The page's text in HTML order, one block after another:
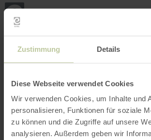
Zustimmung Details
Diese Webseite verwendet Cookies
Wir verwenden Cookies, um Inhalte und
personalisieren, Funktionen für soziale
zu können und die Zugriffe auf unsere
analysieren. Außerdem geben wir